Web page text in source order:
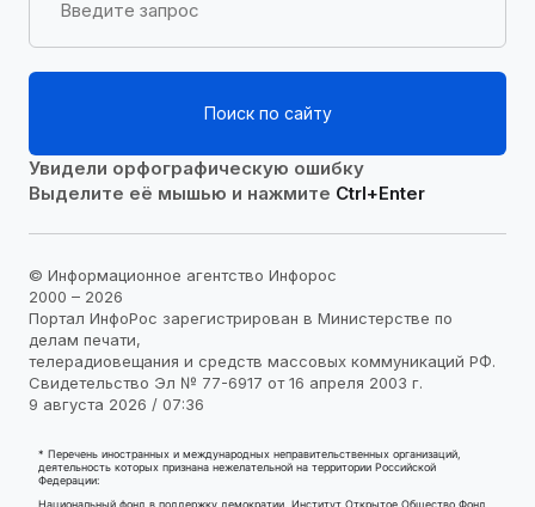
Поиск по сайту
Увидели орфографическую ошибку
Выделите её мышью и нажмите Ctrl+Enter
© Информационное агентство Инфорос
2000 – 2026
Портал ИнфоРос зарегистрирован в Министерстве по
делам печати,
телерадиовещания и средств массовых коммуникаций РФ.
Свидетельство Эл № 77-6917 от 16 апреля 2003 г.
9 августа 2026 / 07:36